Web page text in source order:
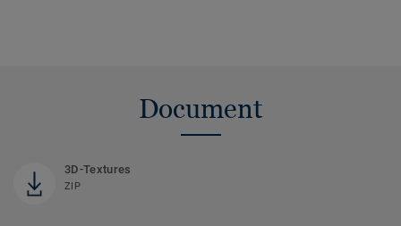
Document
3D-Textures
ZIP